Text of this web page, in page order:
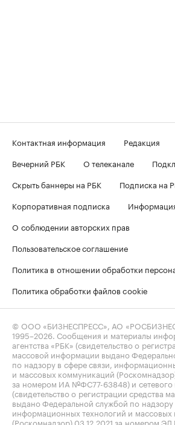
Контактная информация Редакция
Вечерний РБК
О телеканале
Скрыть баннеры на РБК
Подписка на
Корпоративная подписка
О соблюдении авторских прав
Пользовательское соглашение
Политика в отношении обработки
Политика обработки файлов cookie
© ООО «БИЗНЕСПРЕСС», АО
1995–2026 . Сообщения и материалы
агентства «РБК» (свидетельство о
массовой информации выдано
по надзору в сфере связи,
и массовых коммуникаций
за номером ИА №ФС77-63848) и сетевого
(свидетельство о регистрации средства
выдано Федеральной службой по надзору
информационных технологий и
(Роскомнадзор) 03.12.2021 за номером